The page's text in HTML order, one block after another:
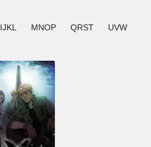
IJKL MNOP QRST
UVW